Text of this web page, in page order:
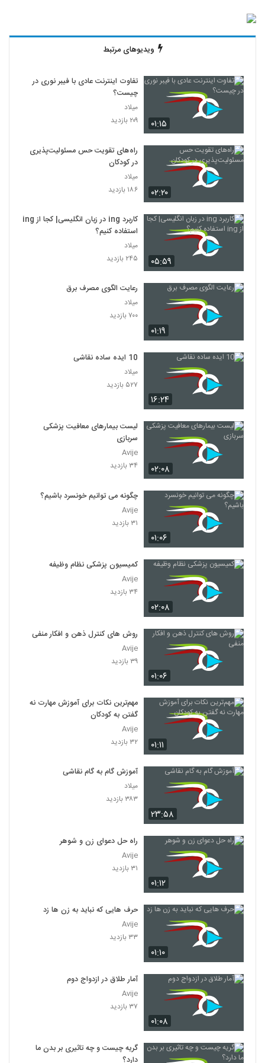
ویدیوهای مرتبط
۰۱:۱۵
تفاوت اینترنت عادی با فیبر نوری در
چیست؟
میلاد
۲۰۹ بازدید
۰۲:۲۰
راه‌های تقویت حس مسئولیت‌پذیری
در کودکان
میلاد
۱۸۶ بازدید
۰۵:۵۹
کاربرد ing در زبان انگلیسی| کجا از ing
استفاده کنیم؟
میلاد
۲۴۵ بازدید
۰۱:۱۹
رعایت الگوی مصرف برق
میلاد
۷۰۰ بازدید
۱۶:۲۴
10 ایده ساده نقاشی
میلاد
۵۲۷ بازدید
۰۲:۰۸
لیست بیمارهای معافیت پزشکی
سربازی
Avije
۳۴ بازدید
۰۱:۰۶
چگونه می توانیم خونسرد باشیم؟
Avije
۳۱ بازدید
۰۲:۰۸
کمیسیون پزشکی نظام وظیفه
Avije
۳۴ بازدید
۰۱:۰۶
روش های کنترل ذهن و افکار منفی
Avije
۳۹ بازدید
۰۱:۱۱
مهم‌ترین نکات برای آموزش مهارت نه
گفتن به کودکان
Avije
۳۲ بازدید
۲۳:۵۸
آموزش گام به گام نقاشی
میلاد
۳۸۳ بازدید
۰۱:۱۲
راه حل دعوای زن و شوهر
Avije
۳۱ بازدید
۰۱:۱۰
حرف هایی که نباید به زن ها زد
Avije
۳۳ بازدید
۰۱:۰۸
آمار طلاق در ازدواج دوم
Avije
۳۷ بازدید
گریه چیست و چه تاثیری بر بدن ما
دارد؟